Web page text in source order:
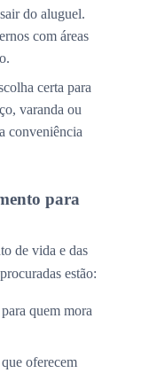
do aluguel.
com áreas
certa para
varanda ou
conveniência
para
de vida e das
estão:
quem mora
que oferecem